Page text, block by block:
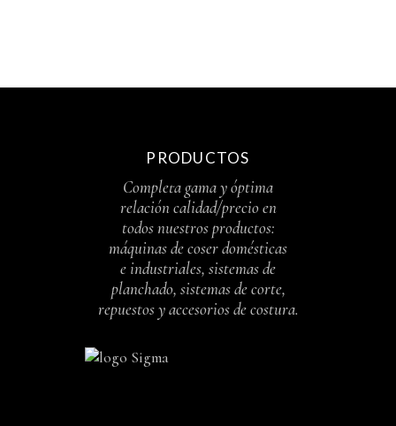
PRODUCTOS
Completa gama y óptima
relación calidad/precio en
todos nuestros productos:
máquinas de coser domésticas
e industriales, sistemas de
planchado, sistemas de corte,
repuestos y accesorios de costura.